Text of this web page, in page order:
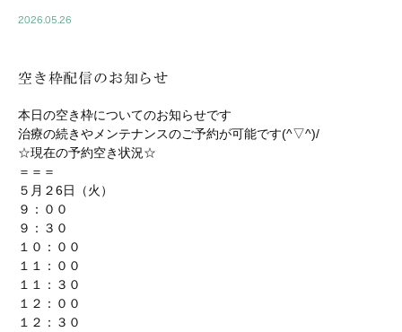
2026.05.26
空き枠配信のお知らせ
本日の空き枠についてのお知らせです
治療の続きやメンテナンスのご予約が可能です(^▽^)/
☆現在の予約空き状況☆
＝＝＝
５月２6日（火）
９：００
９：３０
１０：００
１１：００
１１：３０
１２：００
１２：３０